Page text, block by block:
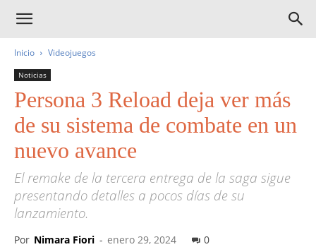
Inicio Videojuegos
Noticias
Persona 3 Reload deja ver más
de su sistema de combate en un
nuevo avance
El remake de la tercera entrega de la saga sigue
presentando detalles a pocos días de su
lanzamiento.
Por Nimara Fiori - enero 29, 2024 0